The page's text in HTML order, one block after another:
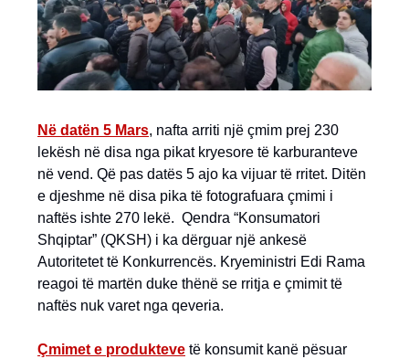
Në datën 5 Mars, nafta arriti një çmim prej 230
lekësh në disa nga pikat kryesore të karburanteve
në vend. Që pas datës 5 ajo ka vijuar të rritet. Ditën
e djeshme në disa pika të fotografuara çmimi i
naftës ishte 270 lekë. Qendra “Konsumatori
Shqiptar” (QKSH) i ka dërguar një ankesë
Autoritetet të Konkurrencës. Kryeministri Edi Rama
reagoi të martën duke thënë se rritja e çmimit të
naftës nuk varet nga qeveria.
Çmimet e produkteve të konsumit kanë pësuar